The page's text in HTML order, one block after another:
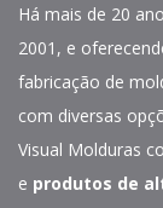
Há mais de 20
2001, e
fabricação de
com diversas
Visual Molduras
e produtos de